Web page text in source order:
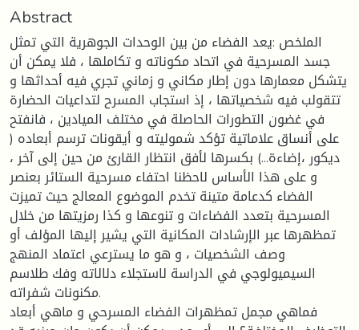
Abstract
الملخص :يعد الفضاء من بين الوحدات الجوهرية التي تمثل
جسد المسرحية في اتحاد مكوناته و تكاملها ، فلا يمكن أن
يتشكل معمارها دون إطار مكاني و زماني تجري فيه أحداثها و
تتقولب فيه شخصياتها ، إذ استجاب المسرح لتداعيات الحضارة
في غضون التطورات الحاصلة في مختلف الميادين ، فانفتح
على أنساق علاماتية تؤكد شموليته و أيقونات ترسم أبعاده (
ديكور ،إضاءة...) بكسرها لأفق انتظار القارئ من حين إلى آخر ،
و على هذا الأساس لاحظنا احتفاء مسرحية الستائر بعنصر
الفضاء كدعامة متينة تخدم الموضوع المعالج حيث تميزت
المسرحية بتعدد الفضاءات و تنوعها و كذا رمزيتها من خلال
تمظهرها عبر الإرشادات المكانية التي يشير إليها المؤلف أو
وصف الشخصيات ، و هو ما يسترعي اعتماد المنهج
السيميولوجي في الدراسة لاستجلاء دلالاته وفك طلاسم
مكنونات شفراته.
فماهي مجمل تمظهرات الفضاء المسرحي و ماهي أبعاد